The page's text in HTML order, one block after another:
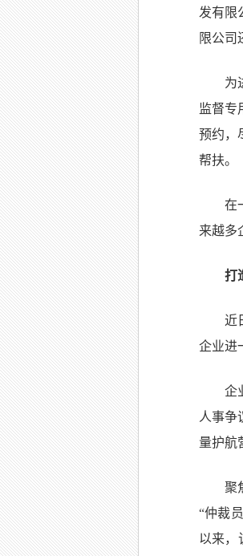
发有限
限公司
为
监督专
预约，
帮扶。
在
来越多
打
近
企业进
企
人事争
量护航
聚
“仲裁
以来，